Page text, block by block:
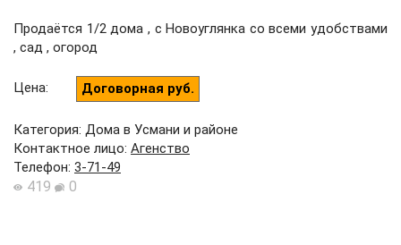
Продаётся 1/2 дома , с Новоуглянка со всеми удобствами
, сад , огород
Цена: Договорная руб.
Категория: Дома в Усмани и районе
Контактное лицо: Агенство
Телефон: 3-71-49
419 0